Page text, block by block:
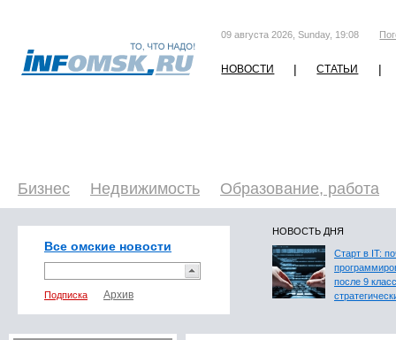
09 августа 2026, Sunday, 19:08
НОВОСТИ | СТАТЬИ |
Бизнес Недвижимость Образование, работа
Все омские новости
Подписка
НОВОСТЬ ДНЯ
Старт в IT:
после 9